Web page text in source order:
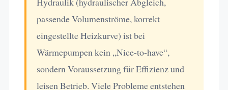
passende Volumenströme, korrekt
eingestellte Heizkurve) ist bei
Wärmepumpen kein „Nice-to-have“,
sondern Voraussetzung für Effizienz und
leisen Betrieb. Viele Probleme entstehen